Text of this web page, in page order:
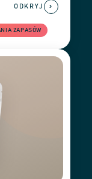
ZAPASÓW
ODKRYJ ›